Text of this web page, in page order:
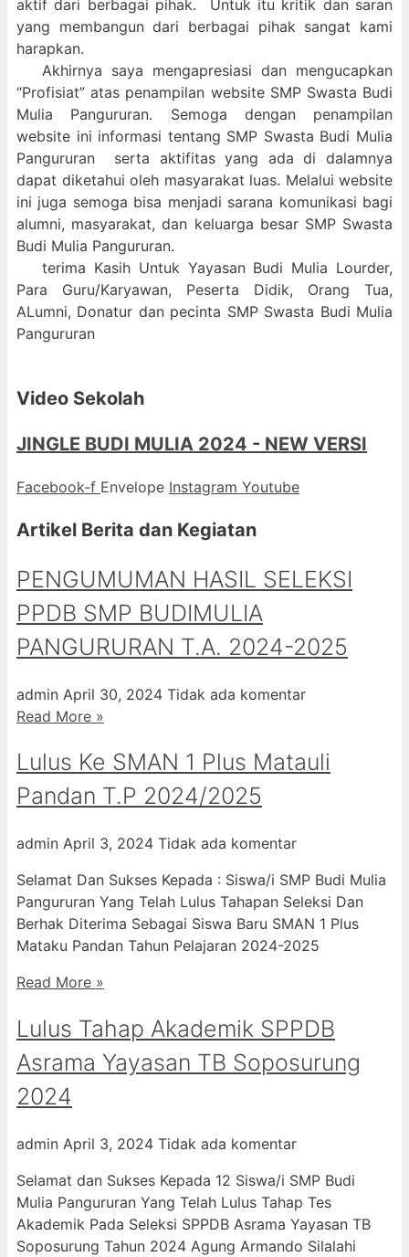
aktif dari berbagai pihak. Untuk itu kritik dan saran
yang membangun dari berbagai pihak sangat kami
harapkan.
Akhirnya saya mengapresiasi dan mengucapkan
“Profisiat” atas penampilan website SMP Swasta Budi
Mulia Pangururan. Semoga dengan penampilan
website ini informasi tentang SMP Swasta Budi Mulia
Pangururan serta aktifitas yang ada di dalamnya
dapat diketahui oleh masyarakat luas. Melalui website
ini juga semoga bisa menjadi sarana komunikasi bagi
alumni, masyarakat, dan keluarga besar SMP Swasta
Budi Mulia Pangururan.
terima Kasih Untuk Yayasan Budi Mulia Lourder,
Para Guru/Karyawan, Peserta Didik, Orang Tua,
ALumni, Donatur dan pecinta SMP Swasta Budi Mulia
Pangururan
Video Sekolah
JINGLE BUDI MULIA 2024 - NEW VERSI
Facebook-f Envelope Instagram Youtube
Artikel Berita dan Kegiatan
PENGUMUMAN HASIL SELEKSI
PPDB SMP BUDIMULIA
PANGURURAN T.A. 2024-2025
admin April 30, 2024 Tidak ada komentar
Read More »
Lulus Ke SMAN 1 Plus Matauli
Pandan T.P 2024/2025
admin April 3, 2024 Tidak ada komentar
Selamat Dan Sukses Kepada : Siswa/i SMP Budi Mulia
Pangururan Yang Telah Lulus Tahapan Seleksi Dan
Berhak Diterima Sebagai Siswa Baru SMAN 1 Plus
Mataku Pandan Tahun Pelajaran 2024-2025
Read More »
Lulus Tahap Akademik SPPDB
Asrama Yayasan TB Soposurung
2024
admin April 3, 2024 Tidak ada komentar
Selamat dan Sukses Kepada 12 Siswa/i SMP Budi
Mulia Pangururan Yang Telah Lulus Tahap Tes
Akademik Pada Seleksi SPPDB Asrama Yayasan TB
Soposurung Tahun 2024 Agung Armando Silalahi